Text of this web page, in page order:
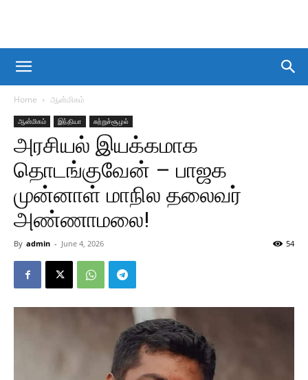
Home ஆன்மிகம்
ஆன்மிகம் இந்தியா சுற்றுச்சூழல்
அரசியல் இயக்கமாக
தொடங்குவேன் – பாஜக
முன்னாள் மாநில தலைவர்
அண்ணாமலை!
By admin - June 4, 2026 54